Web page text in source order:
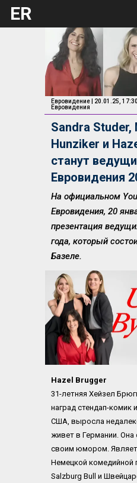
ER
Евровидение | 20.01.25,
Евровидения
Sandra Studer,
Hunziker и
станут
Евровидения
На официальном
Евровидения, 20
презентация
года, который
Базеле.
Hazel Brugger
31-летняя Хейзел
наград стендап-комик
США, выросла
живет в Германии. Она
своим юмором.
Немецкой комедийной
Salzburg Bull и